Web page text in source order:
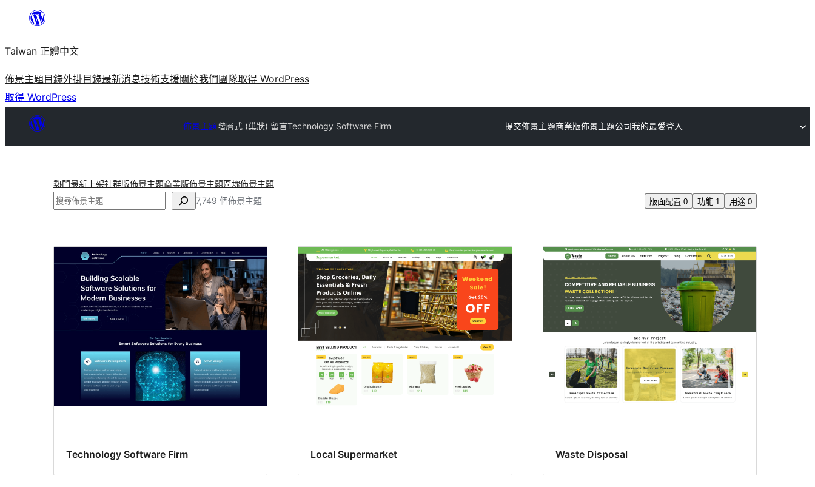
主
要
內
容
Taiwan 正體中文
佈景主題目錄外掛目錄最新消息技術支援關於我們 團隊取得 WordPress
取得 WordPress
佈景主題階層式 (巢狀) 留言Technology Software Firm 提交佈景主題商業版佈景主題公司我的最愛登入
熱門最新上架社群版佈景主題商業版佈景主題區塊佈景主題
搜
7,749 個佈景主題 版面配置 0 功能 1 用途 0
Technology Software Firm Local Supermarket Waste Disposal